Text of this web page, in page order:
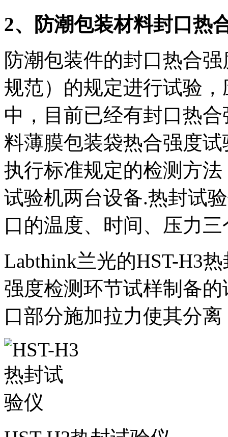
2、防潮包装材料封口热
防潮包装件的封口热合
规范）的规定进行试验
中，目前已经有封口热
料薄膜包装袋热合强度
执行标准规定的检测方
试验机两台设备.热封试
口的温度、时间、压力
Labthink兰光的HST-H3
强度检测环节试样制备
口部分施加拉力使其分